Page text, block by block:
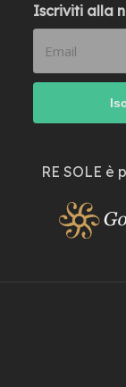
Iscriviti alla
RE SOLE è